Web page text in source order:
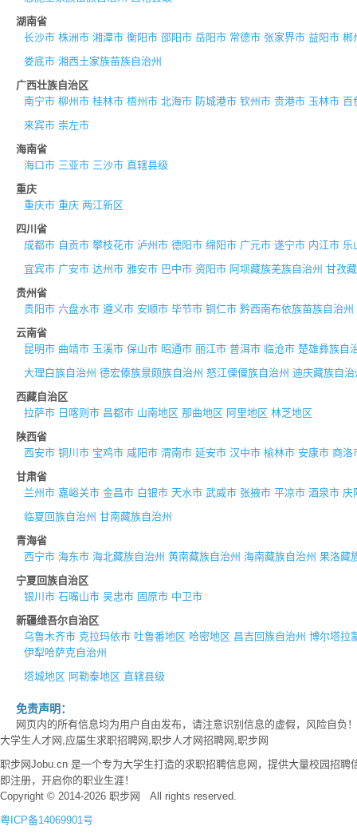
湖南省
长沙市 株洲市 湘潭市 衡阳市 邵阳市 岳阳市 常德市 张家界市 益阳市 郴
娄底市 湘西土家族苗族自治州
广西壮族自治区
南宁市 柳州市 桂林市 梧州市 北海市 防城港市 钦州市 贵港市 玉林市 百
来宾市 崇左市
海南省
海口市 三亚市 三沙市 直辖县级
重庆
重庆市 重庆 两江新区
四川省
成都市 自贡市 攀枝花市 泸州市 德阳市 绵阳市 广元市 遂宁市 内江市 乐
宜宾市 广安市 达州市 雅安市 巴中市 资阳市 阿坝藏族羌族自治州 甘孜
贵州省
贵阳市 六盘水市 遵义市 安顺市 毕节市 铜仁市 黔西南布依族苗族自治州
云南省
昆明市 曲靖市 玉溪市 保山市 昭通市 丽江市 普洱市 临沧市 楚雄彝族自
大理白族自治州 德宏傣族景颇族自治州 怒江傈僳族自治州 迪庆藏族自治
西藏自治区
拉萨市 日喀则市 昌都市 山南地区 那曲地区 阿里地区 林芝地区
陕西省
西安市 铜川市 宝鸡市 咸阳市 渭南市 延安市 汉中市 榆林市 安康市 商洛
甘肃省
兰州市 嘉峪关市 金昌市 白银市 天水市 武威市 张掖市 平凉市 酒泉市 庆
临夏回族自治州 甘南藏族自治州
青海省
西宁市 海东市 海北藏族自治州 黄南藏族自治州 海南藏族自治州 果洛藏
宁夏回族自治区
银川市 石嘴山市 吴忠市 固原市 中卫市
新疆维吾尔自治区
乌鲁木齐市 克拉玛依市 吐鲁番地区 哈密地区 昌吉回族自治州 博尔塔拉
伊犁哈萨克自治州
塔城地区 阿勒泰地区 直辖县级
免责声明：
网页内的所有信息均为用户自由发布，请注意识别信息的虚假，风险自
大学生人才网,应届生求职招聘网,职步人才网招聘网,职步网
职步网Jobu.cn 是一个专为大学生打造的求职招聘信息网，提供大量校园招
即注册，开启你的职业生涯！
Copyright © 2014-2026 职步网 All rights reserved.
粤ICP备14069901号